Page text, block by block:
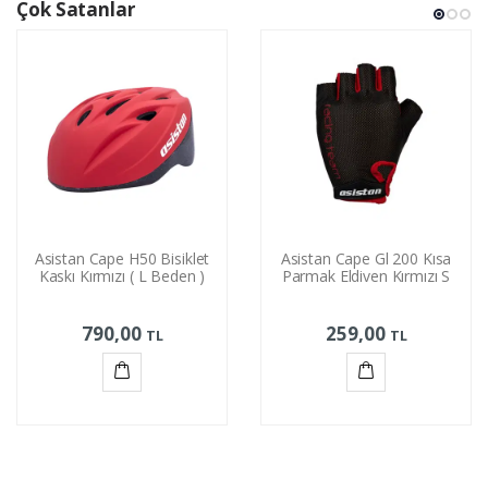
Çok Satanlar
Asistan Cape H50 Bisiklet
Kaskı Kırmızı ( L Beden )
790,00 TL
Asistan Cape Gl 200 Kısa
Parmak Eldiven Kırmızı S
259,00 TL